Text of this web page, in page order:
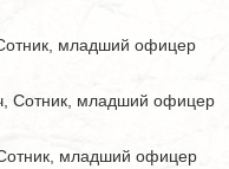
младший офицер
Сотник, младший офицер
младший офицер